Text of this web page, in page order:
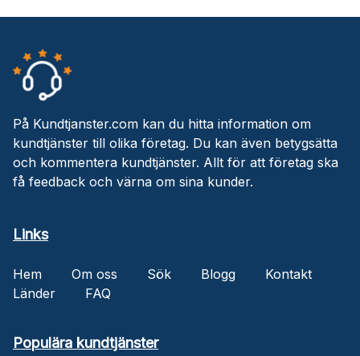
På Kundtjanster.com kan du hitta information om
kundtjänster till olika företag. Du kan även betygsätta
och kommentera kundtjänster. Allt för att företag ska
få feedback och värna om sina kunder.
Links
Hem Om oss Sök Blogg
Kontakt
Länder
FAQ
Populära kundtjänster